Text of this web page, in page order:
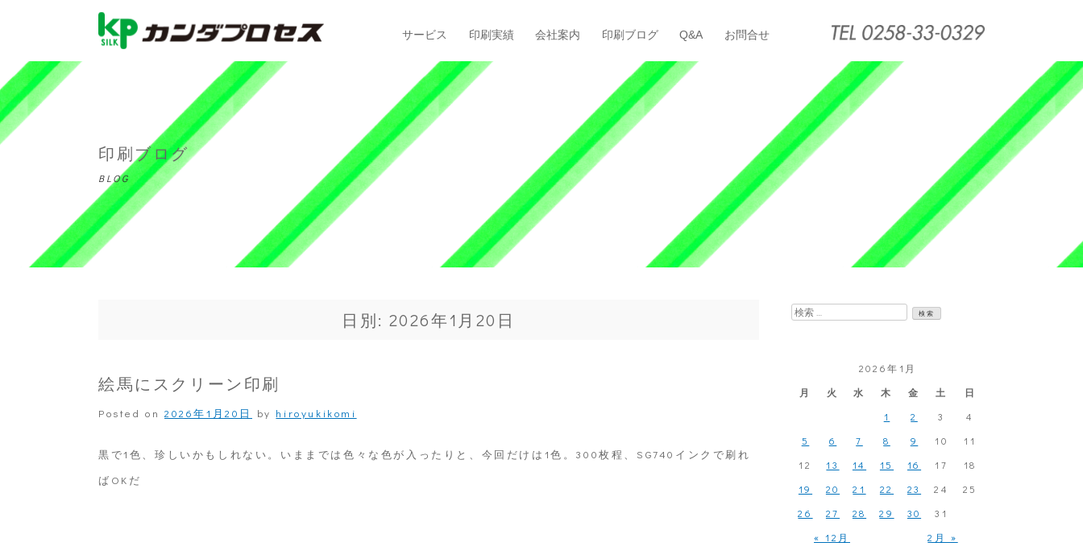
サービス 印刷実績 会社案内 印刷ブログ Q&A お問合せ
印刷ブログ
BLOG
日別: 2026年1月20日
絵馬にスクリーン印刷
Posted on 2026年1月20日 by hiroyukikomi
黒で1色、珍しいかもしれない。いままでは色々な色が入ったりと、今回だけは1色。300枚程、SG740インクで刷れ
ばOKだ
検
2026年1月
月
火 水 木 金 土 日
« 12月 2月 »
1 2 3
4
5
6 7 8 9 10
11
12
13 14 15 16 17
18
19
20 21 22 23 24
25
26
27 28 29 30 31